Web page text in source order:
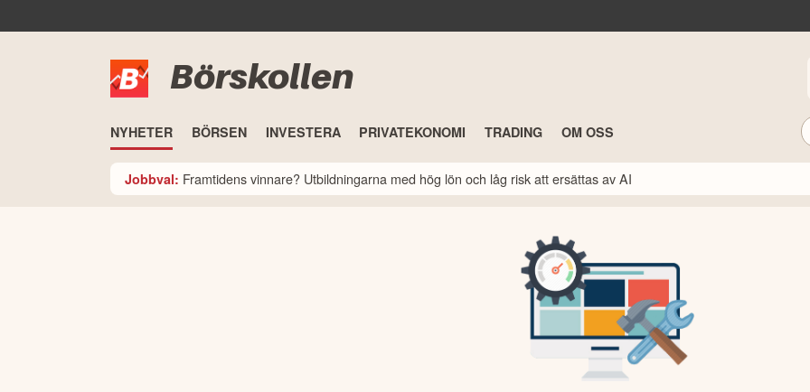
Börskollen
NYHETER BÖRSEN INVESTERA PRIVATEKONOMI TRADING OM OSS
Jobbval: Framtidens vinnare? Utbildningarna med hög lön och låg risk att ersättas av AI